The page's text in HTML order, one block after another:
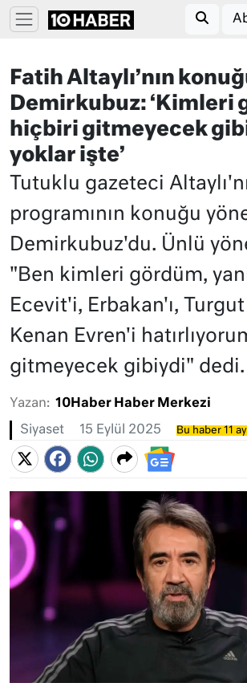
Fatih Altaylı’nın
Demirkubuz: ‘Kimleri
hiçbiri gitmeyecek
yoklar işte’
Tutuklu gazeteci
programının konuğu
Demirkubuz'du. Ünlü
"Ben kimleri gördüm,
Ecevit'i, Erbakan'ı, Turgut
Kenan Evren'i
gitmeyecek gibiydi" dedi.
Yazan: 10Haber Haber Merkezi
Siyaset 15 Eylül 2025 Bu haber 11